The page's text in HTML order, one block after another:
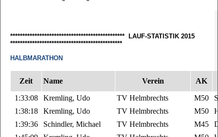
*********************************************** LAUF-STATISTIK 2015
**********************************************
HALBMARATHON
Zeit Name Verein AK
1:33:08 Kremling, Udo TV Helmbrechts M50
1:38:18
Kremling, Udo TV Helmbrechts M50
1:39:36
Schindler, Michael TV Helmbrechts M45